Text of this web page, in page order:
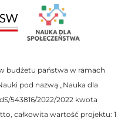
budżetu państwa w ramach
pod nazwą „Nauka dla
543816/2022/2022 kwota
całkowita wartość projektu: 1